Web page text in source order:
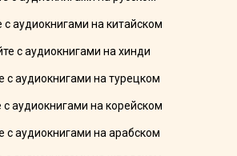
с аудиокнигами на китайском
с аудиокнигами на хинди
с аудиокнигами на турецком
с аудиокнигами на корейском
с аудиокнигами на арабском